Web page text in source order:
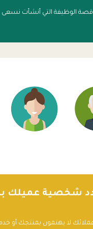
قصة الوظيفة التي أنشأت نسعى
شخصية عميلك
عملائك لا يهتمون بمنتجك أو